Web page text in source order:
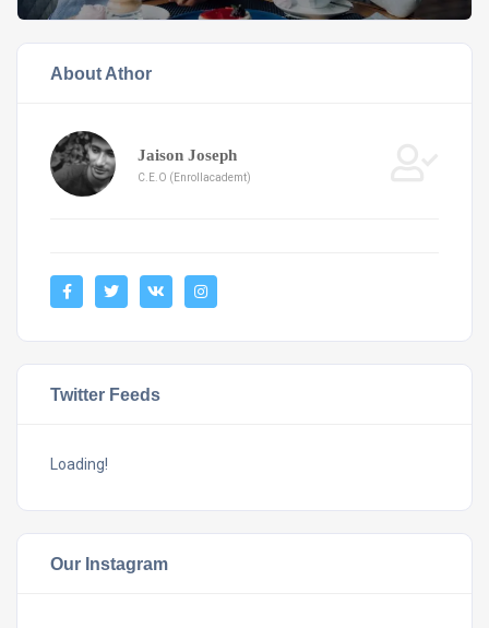
About Athor
Jaison Joseph
C.E.O (Enrollacademt)
Twitter Feeds
Loading!
Our Instagram